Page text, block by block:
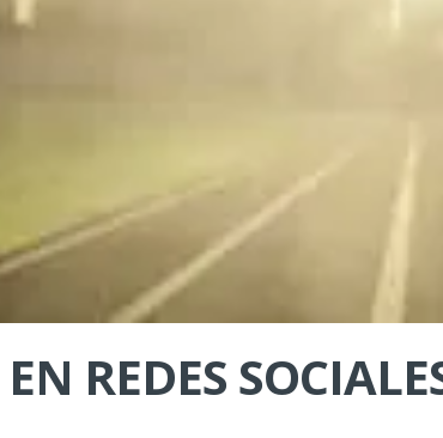
REDES